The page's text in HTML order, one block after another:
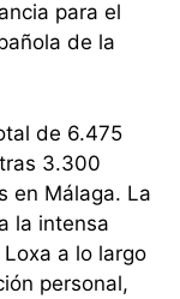
para el
de la
de 6.475
3.300
en Málaga. La
la intensa
a lo largo
personal,